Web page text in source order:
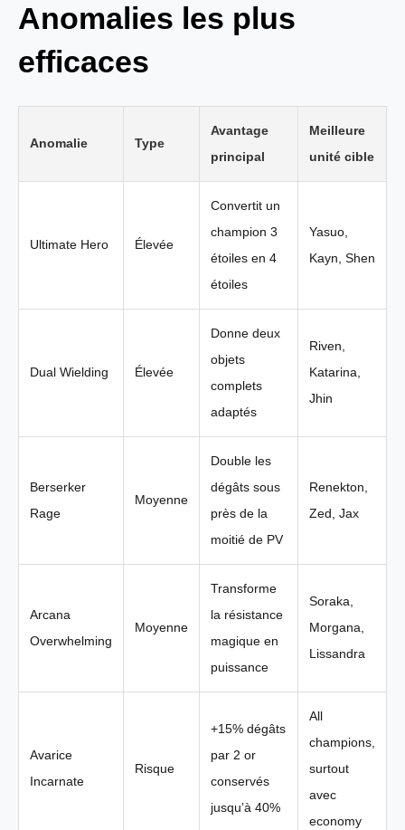
Anomalies les plus
efficaces
Anomalie Type
Avantage
principal
Meilleure
unité cible
Ultimate Hero Élevée
Convertit un
champion 3
étoiles en 4
étoiles
Yasuo,
Kayn, Shen
Dual Wielding Élevée
Donne deux
objets
complets
adaptés
Riven,
Katarina,
Jhin
Berserker
Rage
Moyenne
Double les
dégâts sous
près de la
moitié de PV
Renekton,
Zed, Jax
Arcana
Overwhelming
Moyenne
Transforme
la résistance
magique en
puissance
Soraka,
Morgana,
Lissandra
Avarice
Incarnate
Risque
+15% dégâts
par 2 or
conservés
jusqu’à 40%
All
champions,
surtout
avec
economy